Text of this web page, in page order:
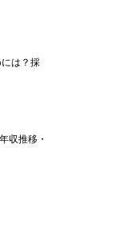
には？採
収推移・